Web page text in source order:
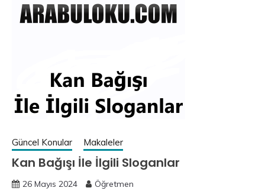
Güncel Konular Makaleler
Kan Bağışı İle İlgili Sloganlar
26 Mayıs 2024 Öğretmen